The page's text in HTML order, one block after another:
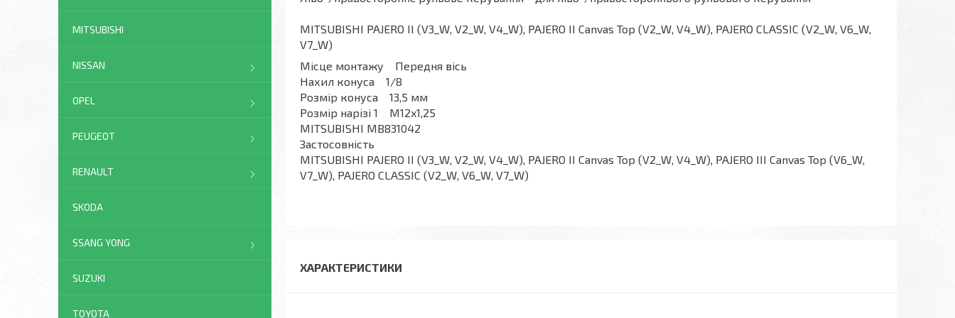
MITSUBISHI PAJERO II (V3_W, V2_W, V4_W), PAJERO II Canvas Top (V2_W, V4_W), PAJERO CLASSIC (V2_W, V6_W,
V7_W)
Місце монтажу Передня вісь
Нахил конуса 1/8
Розмір конуса 13,5 мм
Розмір нарізі 1 M12x1,25
MITSUBISHI MB831042
Застосовність
MITSUBISHI PAJERO II (V3_W, V2_W, V4_W), PAJERO II Canvas Top (V2_W, V4_W), PAJERO III Canvas Top (V6_W,
V7_W), PAJERO CLASSIC (V2_W, V6_W, V7_W)
ХАРАКТЕРИСТИКИ
MITSUBISHI
NISSAN
OPEL
PEUGEOT
RENAULT
SKODA
SSANG YONG
SUZUKI
TOYOTA